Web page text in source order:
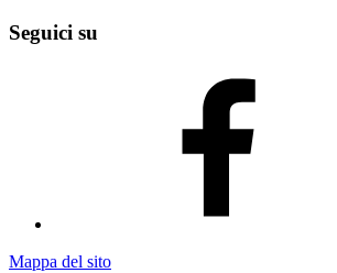
Seguici su
Mappa del sito